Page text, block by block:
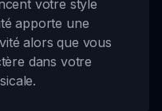
votre style
apporte une
alors que vous
dans votre